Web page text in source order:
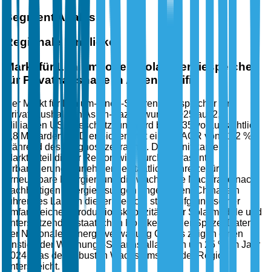
Segment Analysis
Regionale Einblicke
Markt für Lithium-Ionen-Solarenergiespeicher
für Privathaushalte in Asien-Pazifik
Der Markt für Lithium-Ionen-Solarenergiespeicher für
Privathaushalte in Asien-Pazifik wurde 2025 auf 2,5
Milliarden USD geschätzt und wird bis 2035 voraussichtlich
7,8 Milliarden USD erreichen, mit einer CAGR von 11,2 %
während des Prognosezeitraums. Der signifikante
Marktanteil dieser Region wird durch die rasante
Urbanisierung, zunehmende staatliche Anreize für
erneuerbare Energien und die wachsende Nachfrage nach
nachhaltigen Energielösungen angetrieben. China, ein
führendes Land in dieser Region, steht aufgrund seiner
umfangreichen Produktionskapazitäten für Solarmodule und
unterstützenden staatlichen Politiken an der Spitze. Daten
der Nationalen Energieverwaltung Chinas zeigen einen
Anstieg der Wohnungs-Solarinstallationen um 25 % im Jahr
2024, was den robusten Wachstumspfad der Region
unterstreicht.